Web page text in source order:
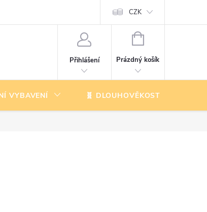
CZK
Přihlášení
NÁKUPNÍ
Prázdný košík
VYBAVENÍ 🧬 DLOUHOVĚKOST